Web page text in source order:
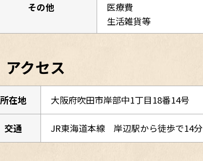
その他
医療費
生活雑貨等
アクセス
所在地 大阪府吹田市岸部中1丁目18番14号
交通 JR東海道本線 岸辺駅から徒歩で14分